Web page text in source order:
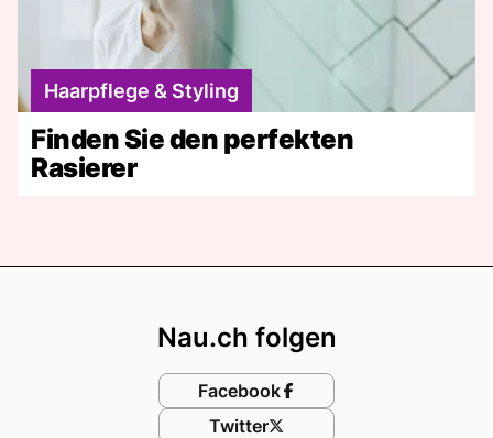
Haarpflege & Styling
Finden Sie den perfekten
Rasierer
Nau.ch folgen
Facebook
Twitter